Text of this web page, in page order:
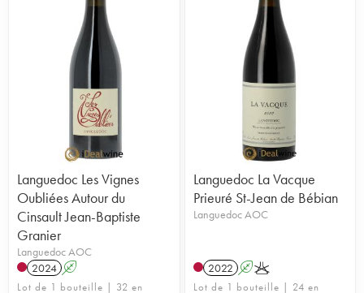
Languedoc Les Vignes
Oubliées Autour du
Cinsault Jean-Baptiste
Granier
Languedoc AOC
2024 A
Lot de 1 bouteille | 32 en
Languedoc La Vacque
Prieuré St-Jean de Bébian
Languedoc AOC
2022 AK
Lot de 1 bouteille | 24 en